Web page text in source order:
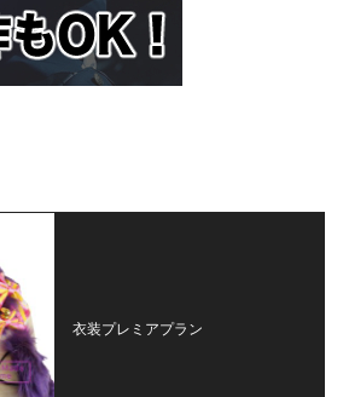
衣装プレミアプラン